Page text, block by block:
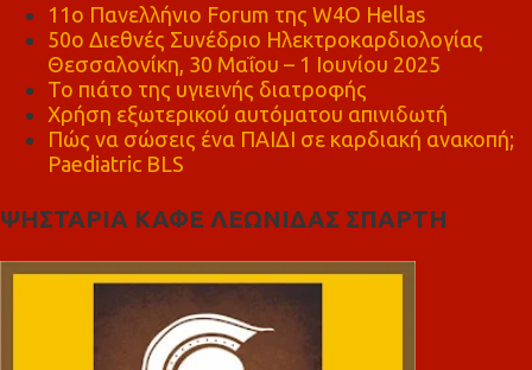
11ο Πανελλήνιο Forum της W4O Hellas
50ο Διεθνές Συνέδριο Ηλεκτροκαρδιολογίας
Θεσσαλονίκη, 30 Μαΐου – 1 Ιουνίου 2025
Το πιάτο της υγιεινής διατροφής
Χρήση εξωτερικού αυτόματου απινιδωτή
Πώς να σώσεις ένα ΠΑΙΔΙ σε καρδιακή ανακοπή;
Paediatric BLS
ΨΗΣΤΑΡΙΑ ΚΑΦΕ ΛΕΩΝΙΔΑΣ ΣΠΑΡΤΗ